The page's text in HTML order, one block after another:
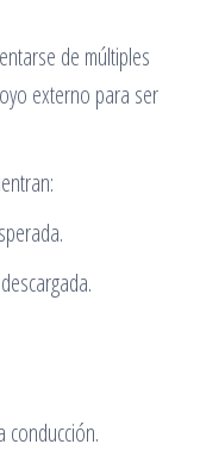
de múltiples
externo para ser
conducción.